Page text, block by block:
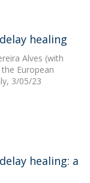
healing
Alves (with
European
3/05/23
healing: a